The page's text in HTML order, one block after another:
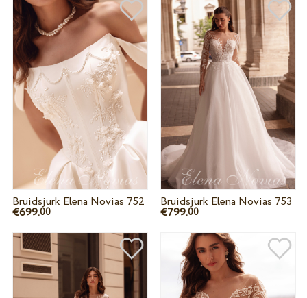
Bruidsjurk Elena Novias 752
€699.00
Bruidsjurk Elena Novias 753
€799.00